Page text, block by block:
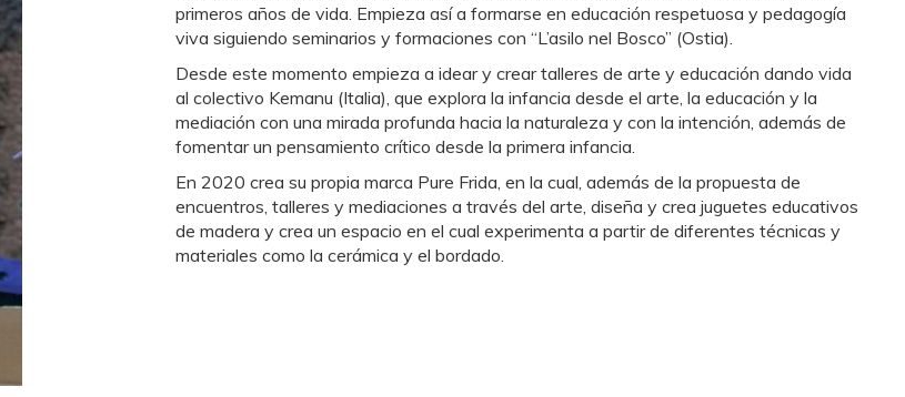
primeros años de vida. Empieza así a formarse en educación respetuosa y pedagogía
viva siguiendo seminarios y formaciones con “L’asilo nel Bosco” (Ostia).
Desde este momento empieza a idear y crear talleres de arte y educación dando vida
al colectivo Kemanu (Italia), que explora la infancia desde el arte, la educación y la
mediación con una mirada profunda hacia la naturaleza y con la intención, además de
fomentar un pensamiento crítico desde la primera infancia.
En 2020 crea su propia marca Pure Frida, en la cual, además de la propuesta de
encuentros, talleres y mediaciones a través del arte, diseña y crea juguetes educativos
de madera y crea un espacio en el cual experimenta a partir de diferentes técnicas y
materiales como la cerámica y el bordado.